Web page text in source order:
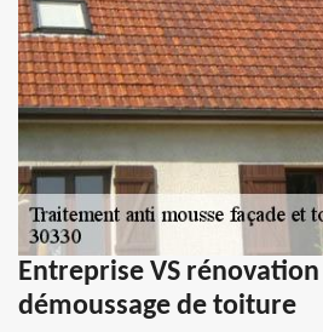
Entreprise VS
démoussage de toiture